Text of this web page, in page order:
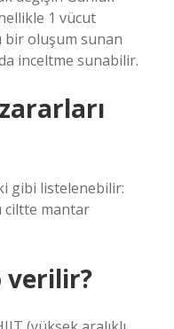
1 vücut
bir oluşum sunan
inceltme sunabilir.
gibi listelenebilir:
ciltte mantar
verilir?